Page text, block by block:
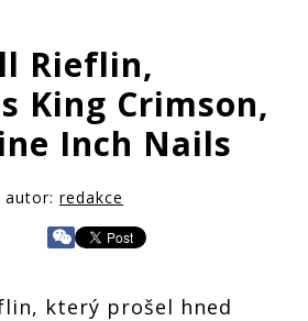
Rieflin,
King Crimson,
Inch Nails
autor: redakce
který prošel hned